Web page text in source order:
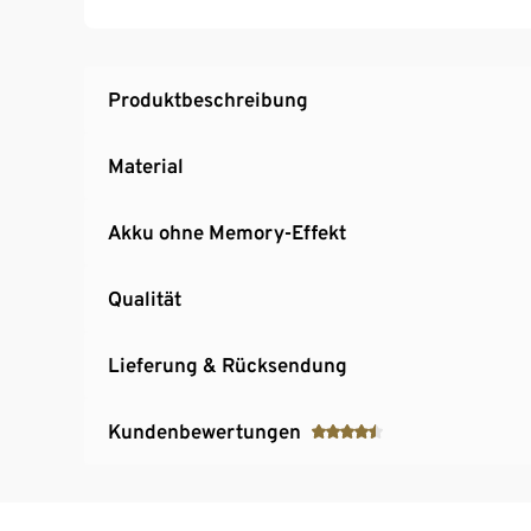
Produktbeschreibung
Material
Akku ohne Memory-Effekt
Qualität
Lieferung & Rücksendung
Kundenbewertungen